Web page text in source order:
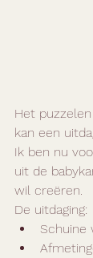
Het
kan een
Ik ben nu
uit de
wil creëren.
De uitdaging:
Schuine